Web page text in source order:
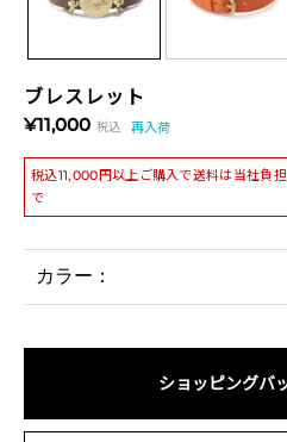
ブレスレット
¥11,000 税込 再入荷
税込11,000円以上ご購入で送料は当社負
で
カラー：
ショッピングバ